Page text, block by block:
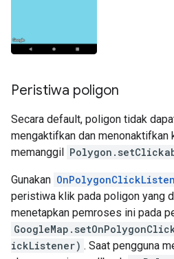
Peristiwa poligon
Secara default, poligon tidak
mengaktifkan dan menonaktifkan
memanggil
Gunakan
peristiwa klik pada poligon yang
menetapkan pemroses ini pada
ickListener) . Saat pengguna